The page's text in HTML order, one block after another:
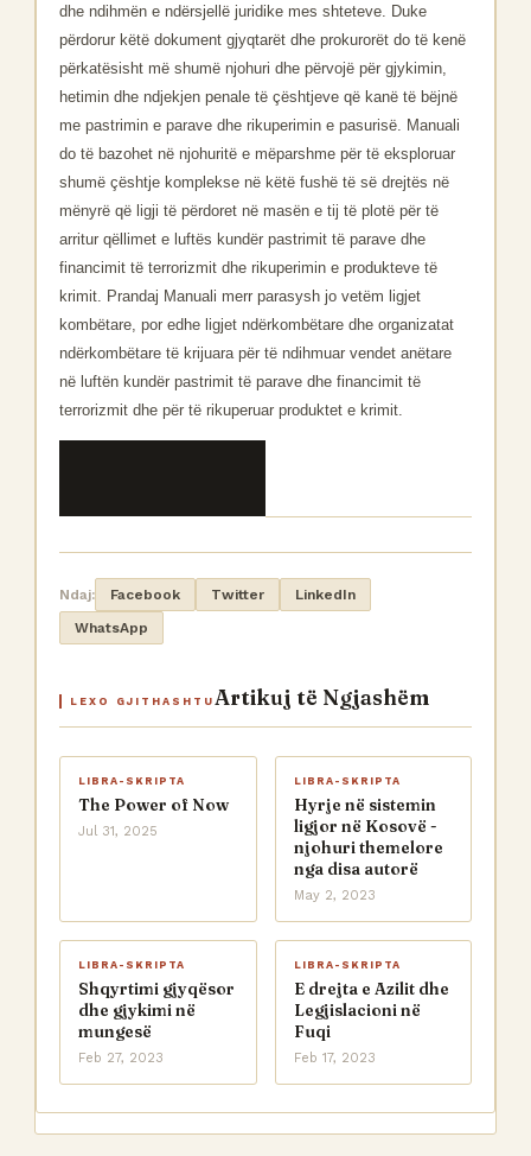
dhe ndihmën e ndërsjellë juridike mes shteteve. Duke
përdorur këtë dokument gjyqtarët dhe prokurorët do të kenë
përkatësisht më shumë njohuri dhe përvojë për gjykimin,
hetimin dhe ndjekjen penale të çështjeve që kanë të bëjnë
me pastrimin e parave dhe rikuperimin e pasurisë. Manuali
do të bazohet në njohuritë e mëparshme për të eksploruar
shumë çështje komplekse në këtë fushë të së drejtës në
mënyrë që ligji të përdoret në masën e tij të plotë për të
arritur qëllimet e luftës kundër pastrimit të parave dhe
financimit të terrorizmit dhe rikuperimin e produkteve të
krimit. Prandaj Manuali merr parasysh jo vetëm ligjet
kombëtare, por edhe ligjet ndërkombëtare dhe organizatat
ndërkombëtare të krijuara për të ndihmuar vendet anëtare
në luftën kundër pastrimit të parave dhe financimit të
terrorizmit dhe për të rikuperuar produktet e krimit.
Ndaj: Facebook Twitter
LinkedIn
WhatsApp
LEXO GJITHASHTU Artikuj të Ngjashëm
LIBRA-SKRIPTA
The Power of Now
Jul 31, 2025
LIBRA-SKRIPTA
Hyrje në sistemin
ligjor në Kosovë -
njohuri themelore
nga disa autorë
May 2, 2023
LIBRA-SKRIPTA
Shqyrtimi gjyqësor
dhe gjykimi në
mungesë
Feb 27, 2023
LIBRA-SKRIPTA
E drejta e Azilit dhe
Legjislacioni në
Fuqi
Feb 17, 2023